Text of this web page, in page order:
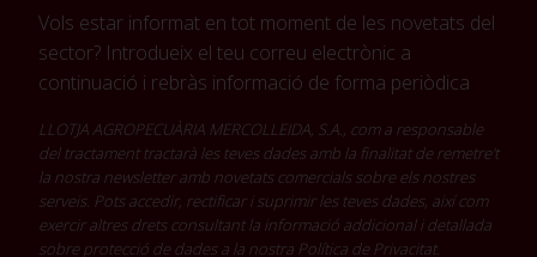
Vols estar informat en tot moment de les novetats del
sector? Introdueix el teu correu electrònic a
continuació i rebràs informació de forma periòdica
LLOTJA AGROPECUÀRIA MERCOLLEIDA, S.A., com a responsable
del tractament tractarà les teves dades amb la finalitat de remetre't
la nostra newsletter amb novetats comercials sobre els nostres
serveis. Pots accedir, rectificar i suprimir les teves dades, així com
exercir altres drets consultant la informació addicional i detallada
sobre protecció de dades a la nostra Política de Privacitat.